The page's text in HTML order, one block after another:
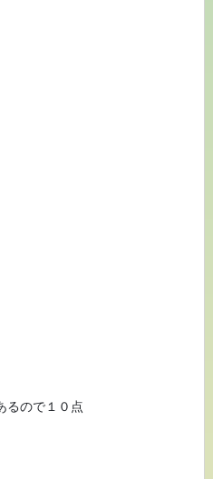
るので１０点